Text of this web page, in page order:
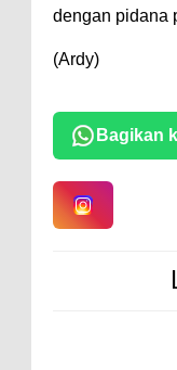
dengan pidana
(Ardy)
Bagikan